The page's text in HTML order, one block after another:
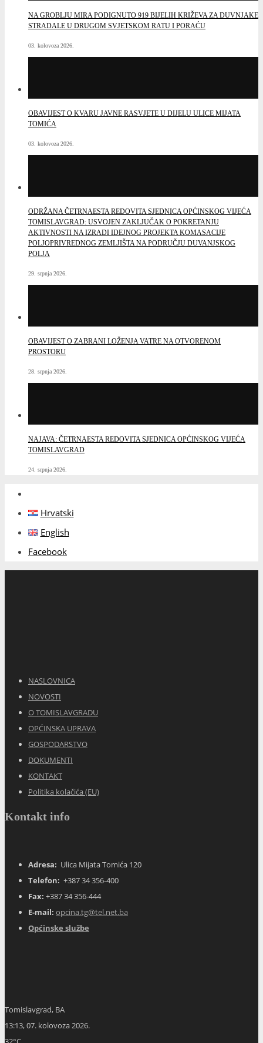
NA GROBLJU MIRA PODIGNUTO 919 BIJELIH KRIŽEVA ZA DUVNJAKE
STRADALE U DRUGOM SVJETSKOM RATU I PORAĆU
03. kolovoza 2026.
OBAVIJEST O KVARU JAVNE RASVJETE U DIJELU ULICE MIJATA
TOMIĆA
03. kolovoza 2026.
ODRŽANA ČETRNAESTA REDOVITA SJEDNICA OPĆINSKOG VIJEĆA
TOMISLAVGRAD: USVOJEN ZAKLJUČAK O POKRETANJU
AKTIVNOSTI NA IZRADI IDEJNOG PROJEKTA KOMASACIJE
POLJOPRIVREDNOG ZEMLJIŠTA NA PODRUČJU DUVANJSKOG
POLJA
29. srpnja 2026.
OBAVIJEST O ZABRANI LOŽENJA VATRE NA OTVORENOM
PROSTORU
28. srpnja 2026.
NAJAVA: ČETRNAESTA REDOVITA SJEDNICA OPĆINSKOG VIJEĆA
TOMISLAVGRAD
24. srpnja 2026.
Hrvatski
English
Facebook
NASLOVNICA
NOVOSTI
O TOMISLAVGRADU
OPĆINSKA UPRAVA
GOSPODARSTVO
DOKUMENTI
KONTAKT
Politika kolačića (EU)
Kontakt info
Adresa: Ulica Mijata Tomića 120
Telefon: +387 34 356-400
Fax: +387 34 356-444
E-mail: opcina.tg@tel.net.ba
Općinske službe
Tomislavgrad, BA
13:13,07. kolovoza 2026.